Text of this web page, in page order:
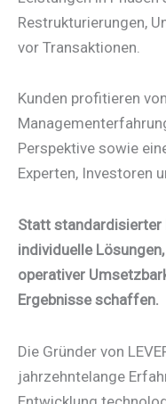
Restrukturierungen,
vor Transaktionen.
Kunden profitieren
Perspektive sowie
Experten, Investoren
Statt standardisierter
individuelle
operativer
Ergebnisse schaffen.
Die Gründer von
jahrzehntelange